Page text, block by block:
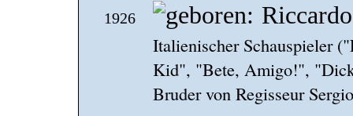
1926
Italienischer Schauspieler
Kid", "Bete, Amigo!",
Bruder von Regisseur